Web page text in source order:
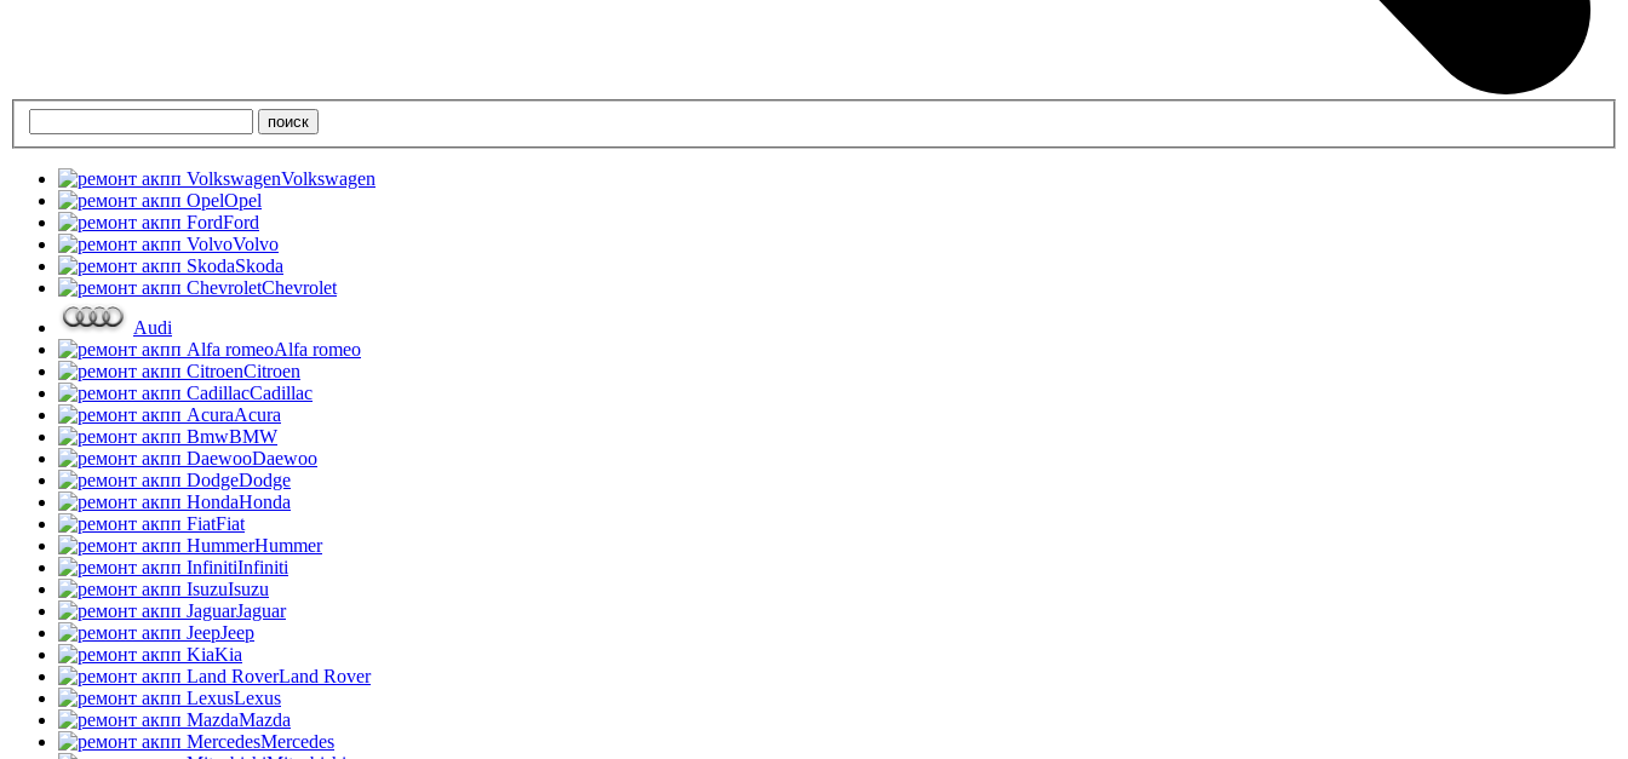
Volkswagen
Opel
Ford
Volvo
Skoda
Chevrolet
Audi
Alfa romeo
Citroen
Cadillac
Acura
BMW
Daewoo
Dodge
Honda
Fiat
Hummer
Infiniti
Isuzu
Jaguar
Jeep
Kia
Land Rover
Lexus
Mazda
Mercedes